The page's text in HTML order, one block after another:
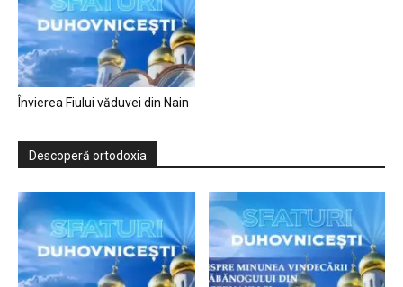
Învierea Fiului văduvei din Nain
Descoperă ortodoxia